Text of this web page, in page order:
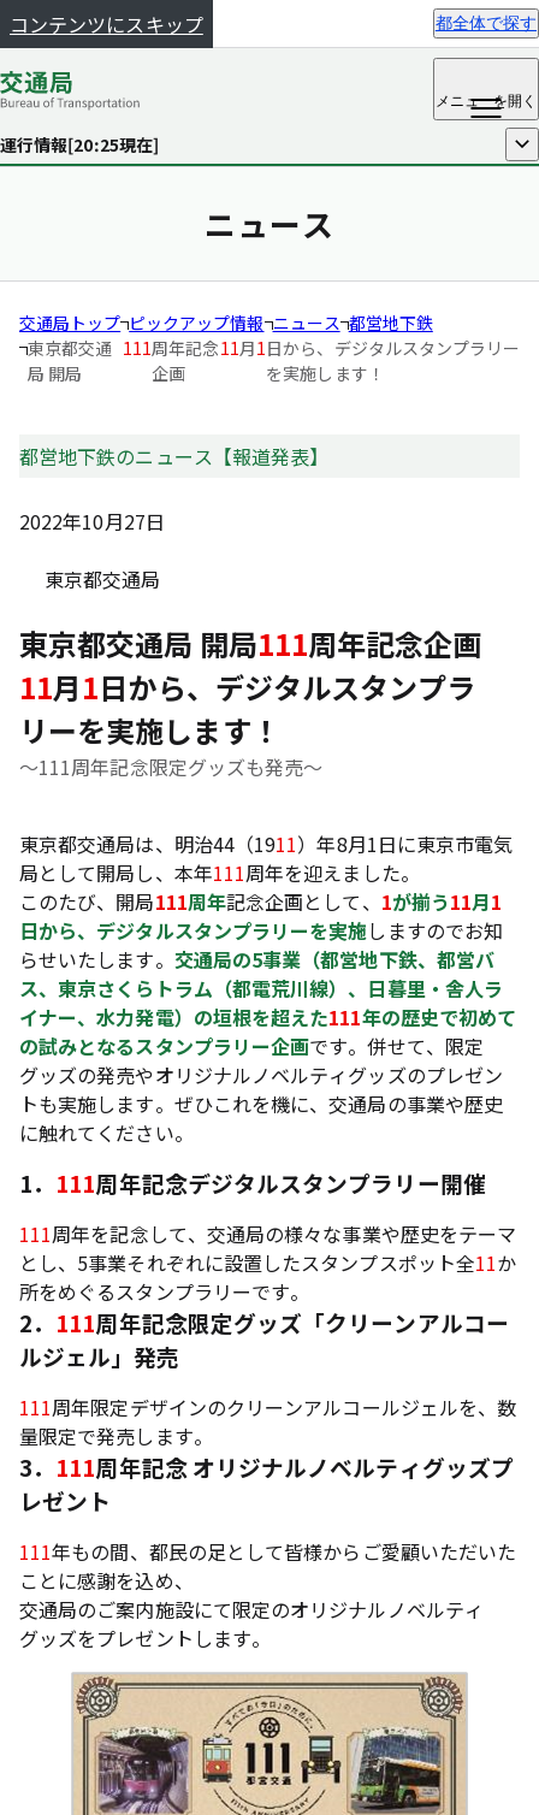
コンテンツにスキップ 都全体で探す
メニューを開く
運行情報[20:25現在] 開く
ニュース
交通局トップ ピックアップ情報 ニュース 都営地下鉄
東京都交通
局 開局
111周年記念
企画
11月1日から、デジタルスタンプラリー
を実施します！
都営地下鉄のニュース【報道発表】
2022年10月27日
東京都交通局
東京都交通局 開局111周年記念企画
11月1日から、デジタルスタンプラ
リーを実施します！
～111周年記念限定グッズも発売～
東京都交通局は、明治44（1911）年8月1日に東京市電気
局として開局し、本年111周年を迎えました。
このたび、開局111周年記念企画として、 1が揃う11月1
日から、デジタルスタンプラリーを実施しますのでお知
らせいたします。 交通局の5事業（都営地下鉄、都営バ
ス、東京さくらトラム（都電荒川線）、日暮里・舎人ラ
イナー、水力発電）の垣根を超えた111年の歴史で初めて
の試みとなるスタンプラリー企画です。併せて、限定
グッズの発売やオリジナルノベルティグッズのプレゼン
トも実施します。ぜひこれを機に、交通局の事業や歴史
に触れてください。
1． 111周年記念デジタルスタンプラリー開催
111周年を記念して、交通局の様々な事業や歴史をテーマ
とし、5事業それぞれに設置したスタンプスポット全11か
所をめぐるスタンプラリーです。
2． 111周年記念限定グッズ「クリーンアルコー
ルジェル」発売
111周年限定デザインのクリーンアルコールジェルを、数
量限定で発売します。
3． 111周年記念 オリジナルノベルティグッズプ
レゼント
111年もの間、都民の足として皆様からご愛顧いただいた
ことに感謝を込め、
交通局のご案内施設にて限定のオリジナルノベルティ
グッズをプレゼントします。